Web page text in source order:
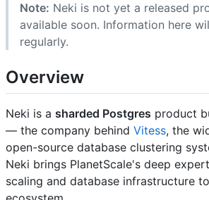
Note: Neki is not yet a released
available soon. Information here
regularly.
Overview
Neki is a sharded Postgres product
— the company behind Vitess, the
open-source database clustering
Neki brings PlanetScale's deep
scaling and database infrastructure